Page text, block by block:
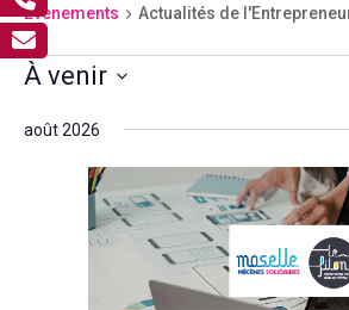
Évènements Actualités de
Évènements
À venir
août 2026